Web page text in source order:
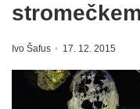
Ivo Šafus 17. 12. 2015